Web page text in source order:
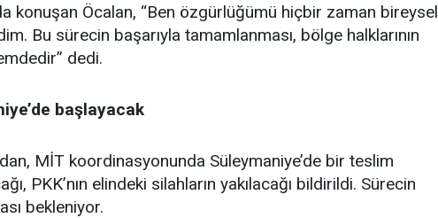
konuşan Öcalan, “Ben özgürlüğümü hiçbir zaman bireysel
Bu sürecin başarıyla tamamlanması, bölge halklarının
dedi.
başlayacak
MİT koordinasyonunda Süleymaniye’de bir teslim
PKK’nın elindeki silahların yakılacağı bildirildi. Sürecin
bekleniyor.